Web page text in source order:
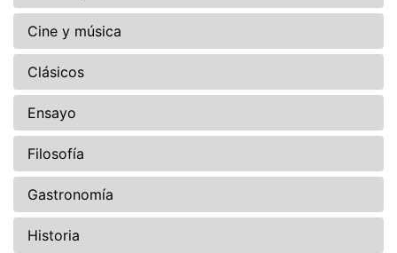
Cine y música
Clásicos
Ensayo
Filosofía
Gastronomía
Historia